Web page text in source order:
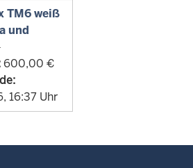
TM6 weiß
und
600,00 €
16:37 Uhr